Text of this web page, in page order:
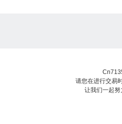
请您在进行交易
让我们一起